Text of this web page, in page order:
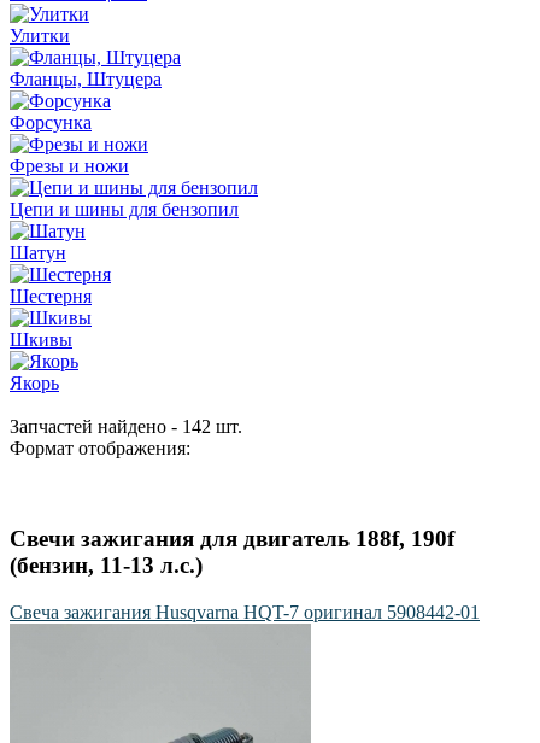
Улитки
Фланцы, Штуцера
Форсунка
Фрезы и ножи
Цепи и шины для бензопил
Шатун
Шестерня
Шкивы
Якорь
Запчастей найдено - 142 шт.
Формат отображения:
Свечи зажигания для двигатель 188f, 190f
(бензин, 11-13 л.с.)
Свеча зажигания Husqvarna HQT-7 оригинал 5908442-01